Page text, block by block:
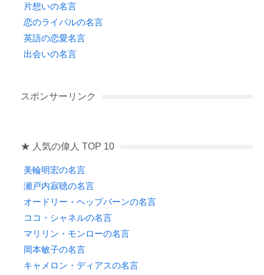
片想いの名言
恋のライバルの名言
英語の恋愛名言
出会いの名言
スポンサーリンク
★ 人気の偉人 TOP 10
美輪明宏の名言
瀬戸内寂聴の名言
オードリー・ヘップバーンの名言
ココ・シャネルの名言
マリリン・モンローの名言
岡本敏子の名言
キャメロン・ディアスの名言